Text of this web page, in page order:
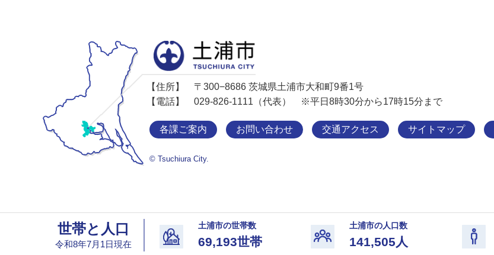
【住所】
〒300−8686 茨城県土浦市大和町9番1号
【電話】
029-826-1111（代表） ※平日8時30分から17時15分まで
各課ご案内 お問い合わせ 交通アクセス サイトマップ
© Tsuchiura City.